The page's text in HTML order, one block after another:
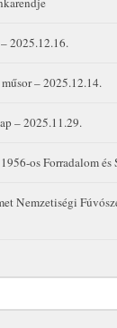
2025.12.16.
– 2025.12.14.
– 2025.11.29.
os Forradalom és
Nemzetiségi